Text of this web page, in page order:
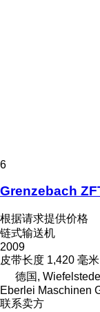
6
Grenzebach
根据请求提供价格
链式输送机
2009
皮带长度 1,420 毫米
德国, Wiefelstede
Eberlei Maschinen
联系卖方